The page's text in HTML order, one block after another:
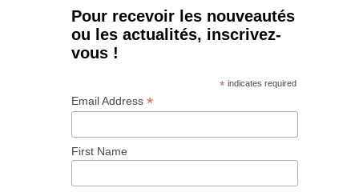
Pour recevoir les nouveautés
ou les actualités, inscrivez-
vous !
* indicates required
Email Address*
First Name